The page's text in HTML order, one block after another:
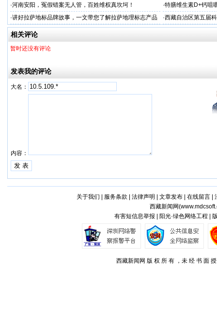
·河南安阳，冤假错案无人管，百姓维权真坎坷！ ·特膳维生素D+钙咀
衡营养
·讲好拉萨地标品牌故事，一文带您了解拉萨地理标志产品 ·西藏自治区第五届
相关评论
暂时还没有评论
发表我的评论
大名：
内容：
关于我们 服务条款 法律声明 文章发布| 在线留言|
西藏新闻网(
有害短信息举报 | 阳光·绿色网络工程 |
西藏新闻网 版 权 所 有 ，未 经 书 面